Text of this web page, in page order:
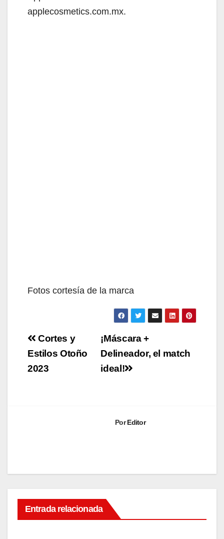
applecosmetics.com.mx.
Fotos cortesía de la marca
Navegación
de
entradas
¡Máscara +
Delineador, el match
ideal!
Cortes y
Estilos Otoño
2023
PorEditor
Entrada relacionada
TIME
Por